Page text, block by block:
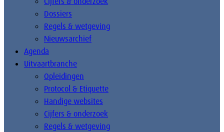
Dossiers
Regels & wetgeving
Nieuwsarchief
Agenda
Uitvaartbranche
Opleidingen
Protocol & Etiquette
Handige websites
Cijfers & onderzoek
Regels & wetgeving